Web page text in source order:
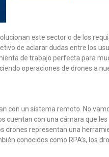
este sector o de los
de aclarar dudas entre los
de trabajo perfecta para
operaciones de drones a
con un sistema remoto. No
cuentan con una cámara que
drones representan una
conocidos como RPA’s, los